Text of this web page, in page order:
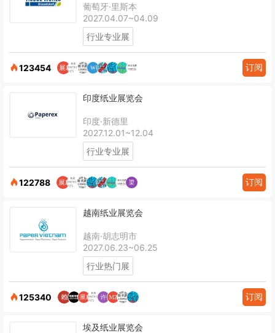
葡萄牙·里斯本
2027.04.07~04.09
行业专业展
123454 订阅
印度纸业展览会
印度·新德里
2027.12.01~12.04
行业专业展
122788 订阅
越南纸业展览会
越南·胡志明市
2027.06.23~06.25
行业热门展
125340 订阅
埃及纸业展览会